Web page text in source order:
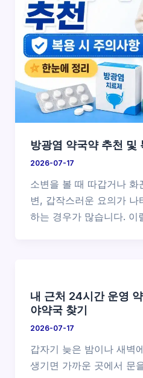
방광염 약국약 추천 및
2026-07-17
소변을 볼 때 따갑거나
변, 갑작스러운 요의가 나
하는 경우가 많습니다. 이
내 근처 24시간 운영
야약국 찾기
2026-07-17
갑자기 늦은 밤이나 새벽
생기면 가까운 곳에서 문